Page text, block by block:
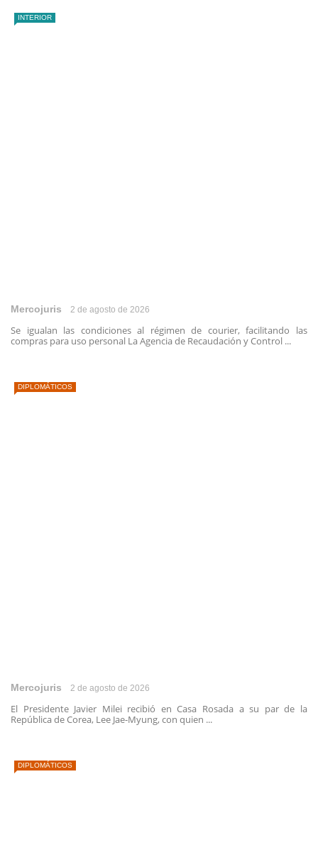
INTERIOR
Mercojuris 2 de agosto de 2026
Se igualan las condiciones al régimen de courier, facilitando las
compras para uso personal La Agencia de Recaudación y Control ...
DIPLOMÁTICOS
Mercojuris 2 de agosto de 2026
El Presidente Javier Milei recibió en Casa Rosada a su par de la
República de Corea, Lee Jae-Myung, con quien ...
DIPLOMÁTICOS